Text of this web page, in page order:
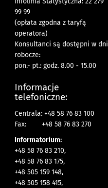
99 99
(opłata zgodna z taryfą
operatora)
Konsultanci są dostępni w dni
robocze:
pon.- pt.: godz. 8.00 - 15.00
Informacje
telefoniczne:
Centrala: +48 58 76 83 100
Fax:
+48 58 76 83 270
Informatorium:
+48 58 76 83 210,
+48 58 76 83 175,
+48 505 159 148,
+48 505 158 415,